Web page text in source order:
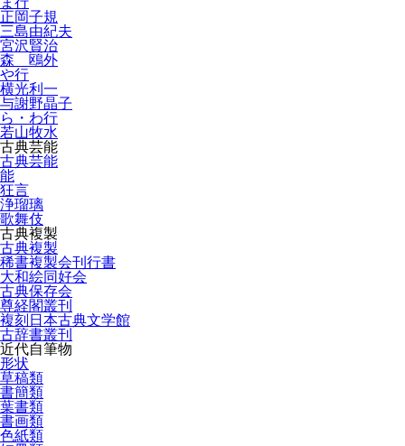
正岡子規
三島由紀夫
宮沢賢治
森 鴎外
や行
横光利一
与謝野晶子
ら・わ行
若山牧水
古典芸能
古典芸能
能
狂言
浄瑠璃
歌舞伎
古典複製
古典複製
稀書複製会刊行書
大和絵同好会
古典保存会
尊経閣叢刊
複刻日本古典文学館
古辞書叢刊
近代自筆物
形状
草稿類
書簡類
葉書類
書画類
色紙類